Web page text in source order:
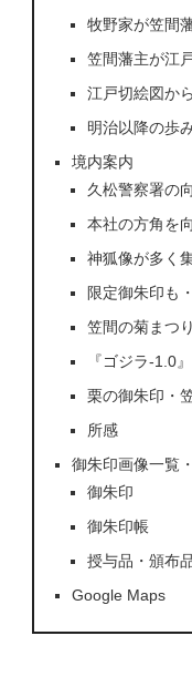
牧野家が笠間
笠間藩主が江
江戸切絵図か
明治以降の歩
境内案内
久松警察署の
本社の方角を
神狐像が多く
限定御朱印も
笠間の菊まつ
『ゴジラ-1.0
栗の御朱印・
所感
御朱印画像一覧
御朱印
御朱印帳
授与品・頒布
Google Maps